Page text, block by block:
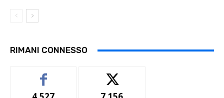
RIMANI CONNESSO